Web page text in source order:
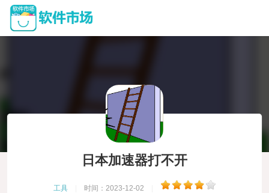
日本加速器打不开
工具 时间：2023-12-02